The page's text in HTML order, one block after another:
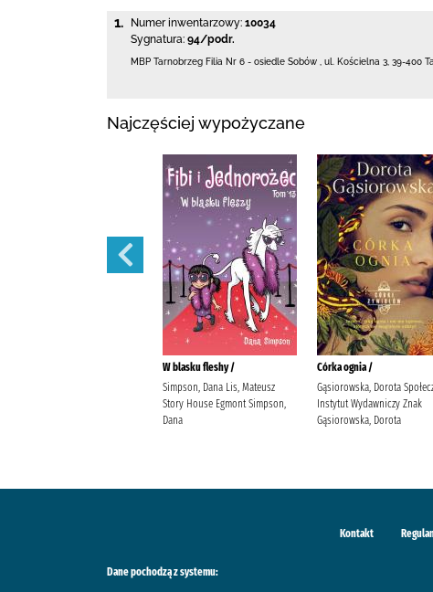
1. Numer inwentarzowy: 10034
Sygnatura: 94/podr.
MBP Tarnobrzeg Filia Nr 6 - osiedle Sobów ul. Kościelna 3 39-400
Najczęściej wypożyczane
W blasku fleshy /
Simpson, Dana Lis, Mateusz
Story House Egmont Simpson,
Dana
Córka ognia /
Gąsiorowska, Dorota
Instytut Wydawniczy Znak
Gąsiorowska, Dorota
Kontakt
Dane pochodzą z systemu: